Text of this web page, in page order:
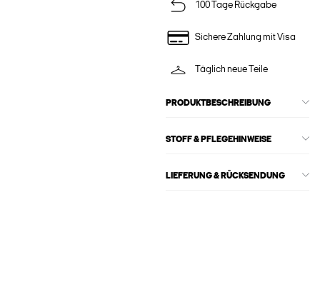
100 Tage Rückgabe
Sichere Zahlung mit Visa
Täglich neue Teile
PRODUKTBESCHREIBUNG
STOFF & PFLEGEHINWEISE
LIEFERUNG & RÜCKSENDUNG